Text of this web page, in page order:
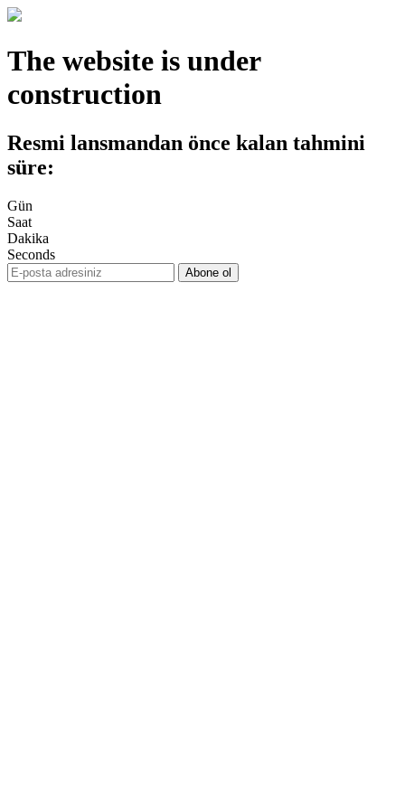
The website is under
construction
Resmi lansmandan önce kalan tahmini
süre:
Gün
Saat
Dakika
Seconds